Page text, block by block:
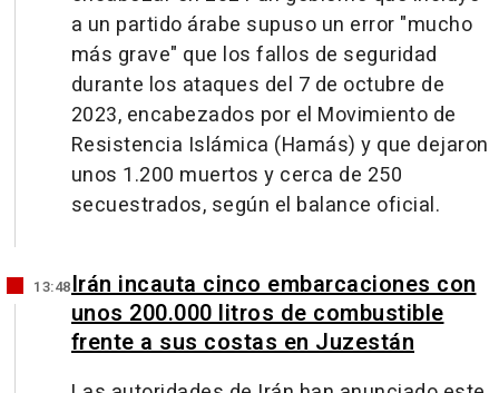
a un partido árabe supuso un error "mucho
más grave" que los fallos de seguridad
durante los ataques del 7 de octubre de
2023, encabezados por el Movimiento de
Resistencia Islámica (Hamás) y que dejaron
unos 1.200 muertos y cerca de 250
secuestrados, según el balance oficial.
13:48Irán incauta cinco embarcaciones con
unos 200.000 litros de combustible
frente a sus costas en Juzestán